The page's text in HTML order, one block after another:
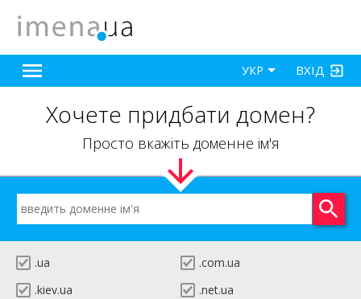
ВХІД
УКР
Хочете придбати домен?
Просто вкажіть доменне ім'я
.ua
.com.ua
.kiev.ua
.net.ua